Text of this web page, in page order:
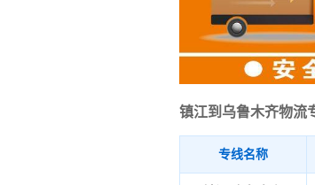
镇江到乌鲁木齐物流
专线名称